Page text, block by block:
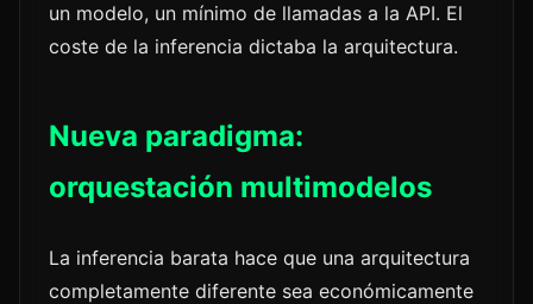
un modelo, un mínimo de llamadas a la API. El
coste de la inferencia dictaba la arquitectura.
Nueva paradigma:
orquestación multimodelos
La inferencia barata hace que una arquitectura
completamente diferente sea económicamente